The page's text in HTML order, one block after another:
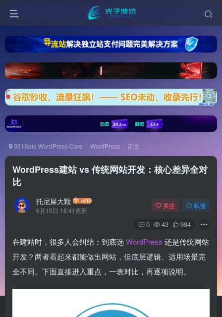
361Sale WordPress Care WordPress 正文
WordPress建站 vs 传统网站开发：核心差异全对
比
托尼屎大颗
6月10日 18:41更新
关注 私信
0 43 984
在建站时，很多人会纠结：到底选WordPress 还是传统网站
开发？两者看起来都能做出网站，但底层逻辑、适用场景完
全不同。下面直接进入重点，一表对比，再逐项说明。